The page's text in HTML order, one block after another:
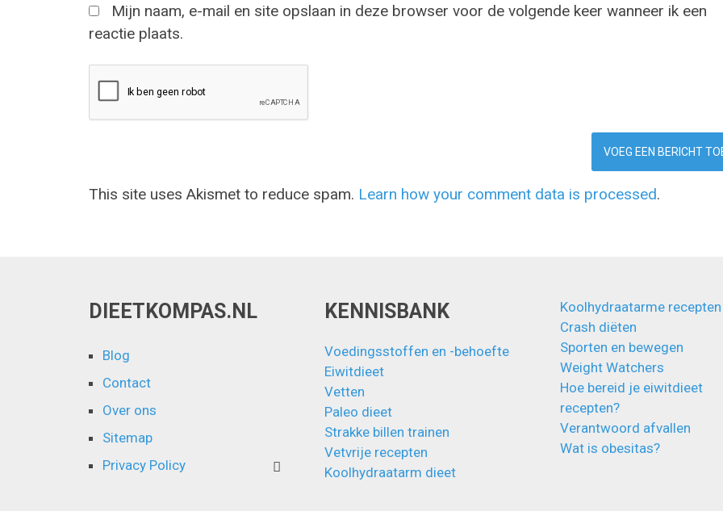
Mijn naam, e-mail en site opslaan in deze browser voor de volgende keer wanneer ik een
reactie plaats.
This site uses Akismet to reduce spam. Learn how your comment data is processed.
DIEETKOMPAS.NL
Blog
Contact
Over ons
Sitemap
Privacy Policy
KENNISBANK
Voedingsstoffen en -behoefte
Eiwitdieet
Vetten
Paleo dieet
Strakke billen trainen
Vetvrije recepten
Koolhydraatarm dieet
Koolhydraatarme recepten
Crash diëten
Sporten en bewegen
Weight Watchers
Hoe bereid je eiwitdieet
recepten?
Verantwoord afvallen
Wat is obesitas?